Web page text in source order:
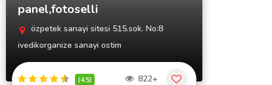
panel,fotoselli
özpetek sanayi sitesi 515.sok. No:8
ivedikorganize sanayi ostim
(4.5) 822+